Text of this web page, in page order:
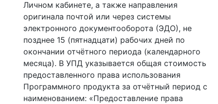
Личном кабинете, а также направления
оригинала почтой или через системы
электронного документооборота (ЭДО), не
позднее 15 (пятнадцати) рабочих дней по
окончании отчётного периода (календарного
месяца). В УПД указывается общая стоимость
предоставленного права использования
Программного продукта за отчётный период с
наименованием: «Предоставление права